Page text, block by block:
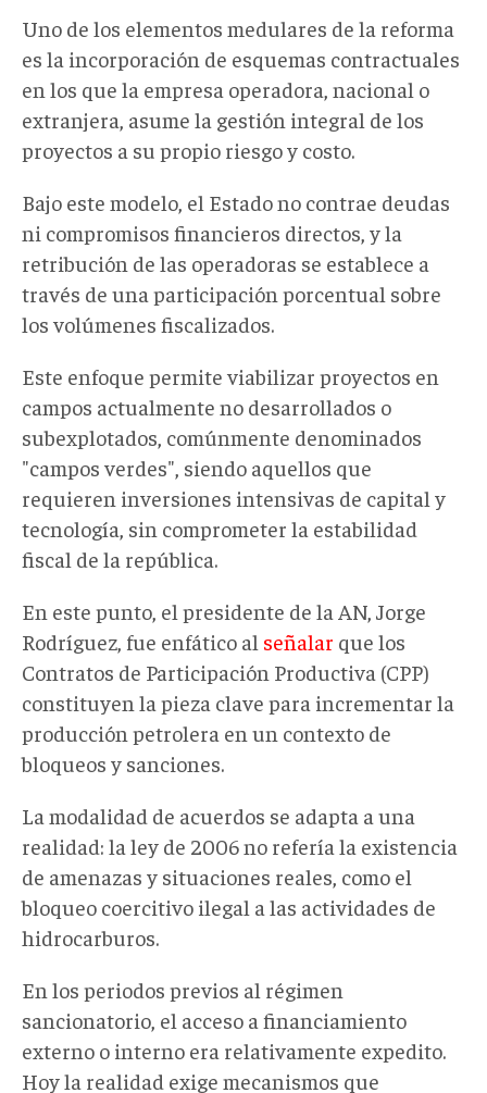
Uno de los elementos medulares de la reforma
es la incorporación de esquemas contractuales
en los que la empresa operadora, nacional o
extranjera, asume la gestión integral de los
proyectos a su propio riesgo y costo.
Bajo este modelo, el Estado no contrae deudas
ni compromisos financieros directos, y la
retribución de las operadoras se establece a
través de una participación porcentual sobre
los volúmenes fiscalizados.
Este enfoque permite viabilizar proyectos en
campos actualmente no desarrollados o
subexplotados, comúnmente denominados
"campos verdes", siendo aquellos que
requieren inversiones intensivas de capital y
tecnología, sin comprometer la estabilidad
fiscal de la república.
En este punto, el presidente de la AN, Jorge
Rodríguez, fue enfático al señalar que los
Contratos de Participación Productiva (CPP)
constituyen la pieza clave para incrementar la
producción petrolera en un contexto de
bloqueos y sanciones.
La modalidad de acuerdos se adapta a una
realidad: la ley de 2006 no refería la existencia
de amenazas y situaciones reales, como el
bloqueo coercitivo ilegal a las actividades de
hidrocarburos.
En los periodos previos al régimen
sancionatorio, el acceso a financiamiento
externo o interno era relativamente expedito.
Hoy la realidad exige mecanismos que